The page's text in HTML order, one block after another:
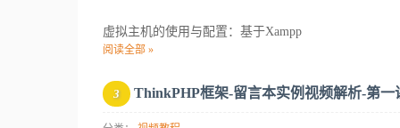
虚拟主机的使用与配置：基于Xampp
阅读全部 »
3 ThinkPHP框架-留言本实例视频解析-第一